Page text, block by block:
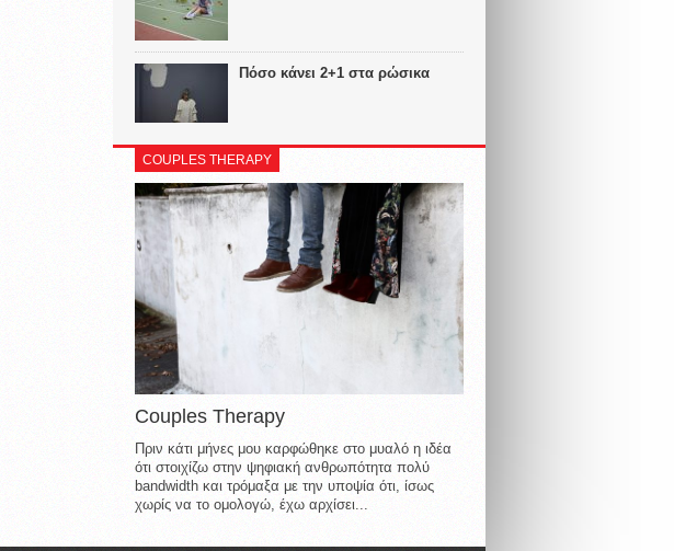
Πόσο κάνει 2+1 στα ρώσικα
COUPLES THERAPY
Couples Therapy
Πριν κάτι μήνες μου καρφώθηκε στο μυαλό η ιδέα
ότι στοιχίζω στην ψηφιακή ανθρωπότητα πολύ
bandwidth και τρόμαξα με την υποψία ότι, ίσως
χωρίς να το ομολογώ, έχω αρχίσει...